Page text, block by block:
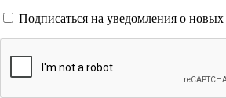
Подписаться на уведомления о